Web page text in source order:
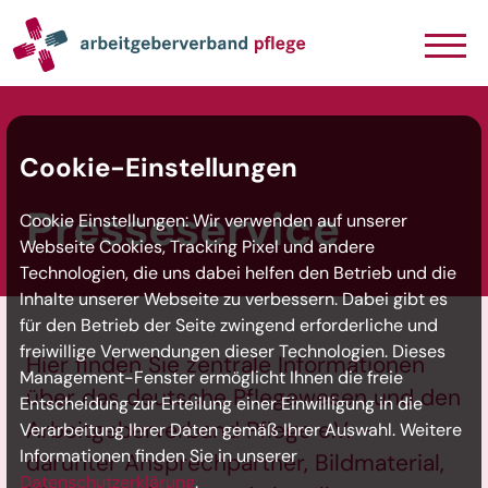
Navigation
Inhalt
Seitenabschluss
Presseservice
Hier finden Sie zentrale Informationen
über das deutsche Pflegewesen und den
Arbeitgeberverband Pflege e.V. –
darunter Ansprechpartner, Bildmaterial,
Cookie-Einstellungen
Cookie Einstellungen: Wir verwenden auf unserer
Webseite Cookies, Tracking Pixel und andere
Technologien, die uns dabei helfen den Betrieb und die
Inhalte unserer Webseite zu verbessern. Dabei gibt es
für den Betrieb der Seite zwingend erforderliche und
freiwillige Verwendungen dieser Technologien. Dieses
Management-Fenster ermöglicht Ihnen die freie
Entscheidung zur Erteilung einer Einwilligung in die
Verarbeitung Ihrer Daten gemäß Ihrer Auswahl. Weitere
Informationen finden Sie in unserer
Datenschutzerklärung.